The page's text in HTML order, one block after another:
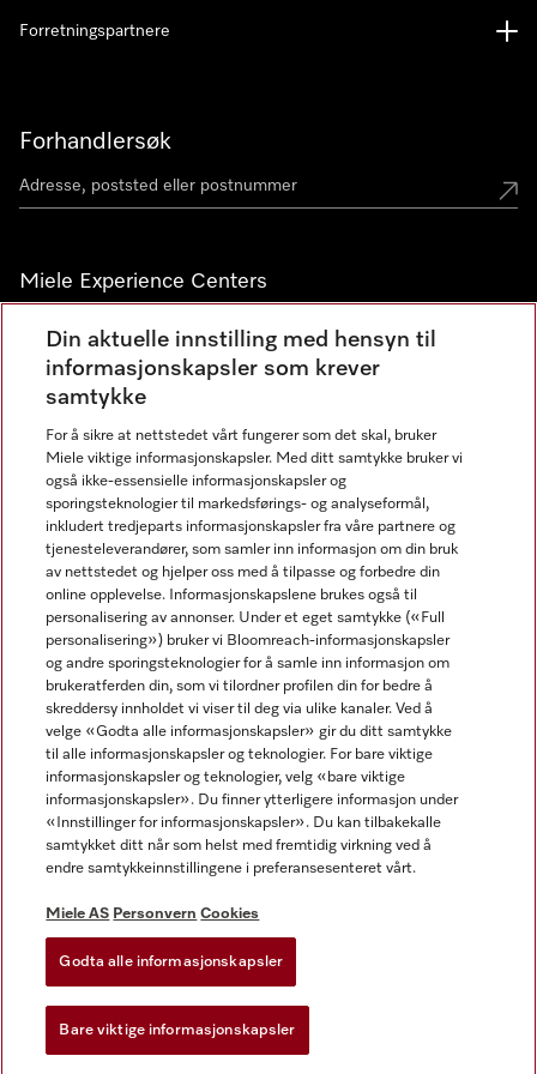
Forhandlersøk
Miele Experience Centers
Miele Experience Center Nesbru
Miele Outlet Nesbru
Nyhetsbrev
Forretningspartnere
Miele AS
Vilkår og betingelser
Vilkår for bruk
Miele tilgjengelighetserklæring
Miele på Facebook
Miele på Youtube
Miele på Instagram
Din aktuelle innstilling med hensyn til
informasjonskapsler som krever
samtykke
For å sikre at nettstedet vårt fungerer som det skal, bruker
Miele viktige informasjonskapsler. Med ditt samtykke bruker vi
også ikke-essensielle informasjonskapsler og
sporingsteknologier til markedsførings- og analyseformål,
inkludert tredjeparts informasjonskapsler fra våre partnere og
tjenesteleverandører, som samler inn informasjon om din bruk
av nettstedet og hjelper oss med å tilpasse og forbedre din
online opplevelse. Informasjonskapslene brukes også til
personalisering av annonser. Under et eget samtykke («Full
personalisering») bruker vi Bloomreach-informasjonskapsler
og andre sporingsteknologier for å samle inn informasjon om
brukeratferden din, som vi tilordner profilen din for bedre å
skreddersy innholdet vi viser til deg via ulike kanaler. Ved å
velge «Godta alle informasjonskapsler» gir du ditt samtykke
til alle informasjonskapsler og teknologier. For bare viktige
informasjonskapsler og teknologier, velg «bare viktige
informasjonskapsler». Du finner ytterligere informasjon under
«Innstillinger for informasjonskapsler». Du kan tilbakekalle
samtykket ditt når som helst med fremtidig virkning ved å
endre samtykkeinnstillingene i preferansesenteret vårt.
Miele AS Personvern Cookies
Godta alle informasjonskapsler
Bare viktige informasjonskapsler